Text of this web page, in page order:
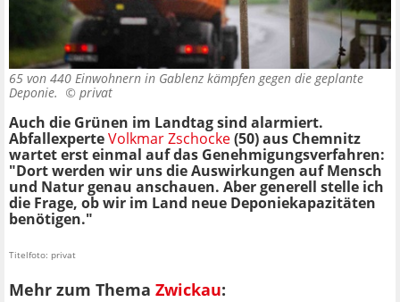
65 von 440 Einwohnern in Gablenz kämpfen gegen die geplante
Deponie. © privat
Auch die Grünen im Landtag sind alarmiert.
AbfallexperteVolkmar Zschocke(50) aus Chemnitz
wartet erst einmal auf das Genehmigungsverfahren:
"Dort werden wir uns die Auswirkungen auf Mensch
und Natur genau anschauen. Aber generell stelle ich
die Frage, ob wir im Land neue Deponiekapazitäten
benötigen."
Titelfoto: privat
Mehr zum Thema Zwickau: